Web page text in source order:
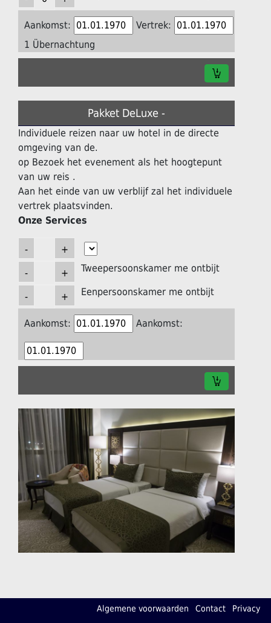
Aankomst:
Vertrek:
1 Übernachtung
Pakket DeLuxe -
Individuele reizen naar uw hotel in de directe
omgeving van de.
op Bezoek het evenement als het hoogtepunt
van uw reis .
Aan het einde van uw verblijf zal het individuele
vertrek plaatsvinden.
Onze Services
Tweepersoonskamer me ontbijt
Eenpersoonskamer me ontbijt
Aankomst: Aankomst:
Algemene voorwaarden Contact Privacy